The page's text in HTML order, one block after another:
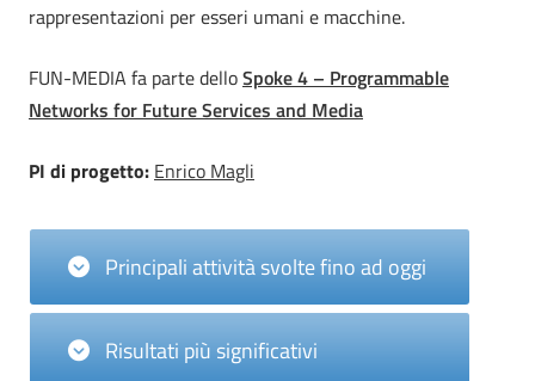
rappresentazioni per esseri umani e macchine.
FUN-MEDIA fa parte delloSpoke 4 – Programmable
Networks for Future Services and Media
PI di progetto: Enrico Magli
Principali attività svolte fino ad oggi
Risultati più significativi